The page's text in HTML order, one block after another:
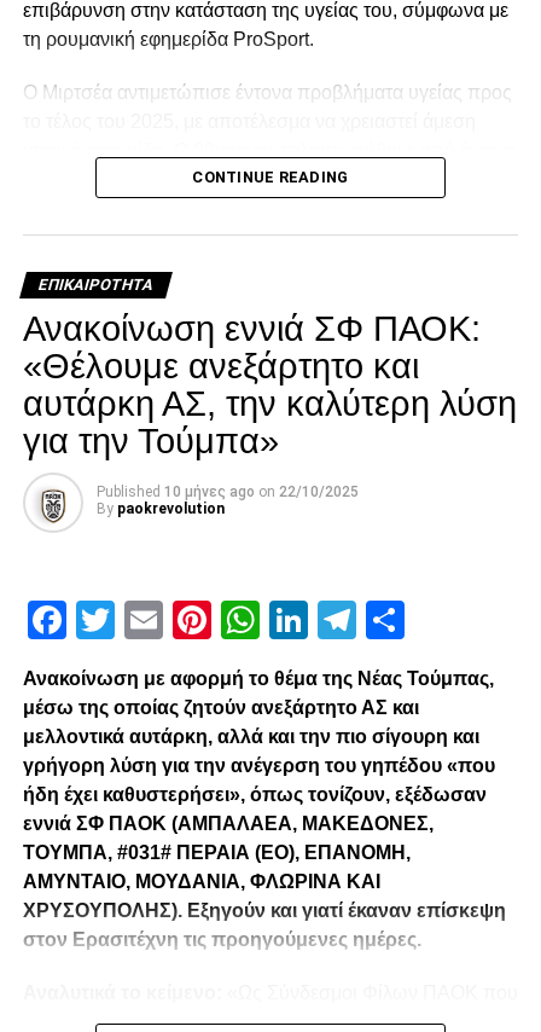
επιβάρυνση στην κατάσταση της υγείας του, σύμφωνα με
τη ρουμανική εφημερίδα ProSport.
Ο Μιρτσέα αντιμετώπισε έντονα προβλήματα υγείας προς
κρυολόγημα, το οποίο επηρέασε αρνητικά την ήδη
αναγκαία να νοσηλευτεί. Οι πληροφορίες αναφέρουν ότι η
νοσηλείας του.
Facebook
Twitter
EmailPinterest
WhatsApp
LinkedIn
Telegram
CONTINUE READING
ΕΠΙΚΑΙΡΌΤΗΤΑ
Ανακοίνωση εννιά ΣΦ ΠΑΟΚ:
«Θέλουμε ανεξάρτητο και
αυτάρκη ΑΣ, την καλύτερη λύση
για την Τούμπα»
Published 10 μήνες ago on 22/10/2025
By paokrevolution
Facebook
Twitter
EmailPinterest
WhatsApp
LinkedIn
Telegram
Ανακοίνωση με αφορμή το θέμα της Νέας Τούμπας,
μέσω της οποίας ζητούν ανεξάρτητο ΑΣ και
μελλοντικά αυτάρκη, αλλά και την πιο σίγουρη και
γρήγορη λύση για την ανέγερση του γηπέδου «που
ήδη έχει καθυστερήσει», όπως τονίζουν, εξέδωσαν
εννιά ΣΦ ΠΑΟΚ (ΑΜΠΑΛΑΕΑ, ΜΑΚΕΔΟΝΕΣ,
ΤΟΥΜΠΑ, #031# ΠΕΡΑΙΑ (ΕΟ), ΕΠΑΝΟΜΗ,
ΑΜΥΝΤΑΙΟ, ΜΟΥΔΑΝΙΑ, ΦΛΩΡΙΝΑ ΚΑΙ
ΧΡΥΣΟΥΠΟΛΗΣ). Εξηγούν και γιατί έκαναν επίσκεψη
στον Ερασιτέχνη τις προηγούμενες ημέρες.
λειτουργούμε καθημερινά με γνώμωνα το καλό του